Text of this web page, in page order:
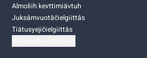
Almoliih kevttimiävtuh
Juksâmvuotâčielgiittâs
Tiätusyejičielgiittâs